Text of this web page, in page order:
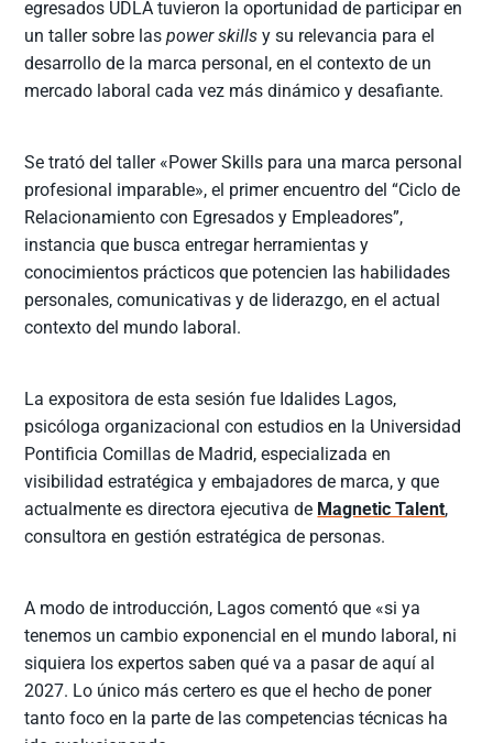
egresados UDLA tuvieron la oportunidad de participar en
un taller sobre laspower skills y su relevancia para el
desarrollo de la marca personal, en el contexto de un
mercado laboral cada vez más dinámico y desafiante.
Se trató del taller «Power Skills para una marca personal
profesional imparable», el primer encuentro del “Ciclo de
Relacionamiento con Egresados y Empleadores”,
instancia que busca entregar herramientas y
conocimientos prácticos que potencien las habilidades
personales, comunicativas y de liderazgo, en el actual
contexto del mundo laboral.
La expositora de esta sesión fue Idalides Lagos,
psicóloga organizacional con estudios en la Universidad
Pontificia Comillas de Madrid, especializada en
visibilidad estratégica y embajadores de marca, y que
actualmente es directora ejecutiva de Magnetic Talent,
consultora en gestión estratégica de personas.
A modo de introducción, Lagos comentó que «si ya
tenemos un cambio exponencial en el mundo laboral, ni
siquiera los expertos saben qué va a pasar de aquí al
2027. Lo único más certero es que el hecho de poner
tanto foco en la parte de las competencias técnicas ha